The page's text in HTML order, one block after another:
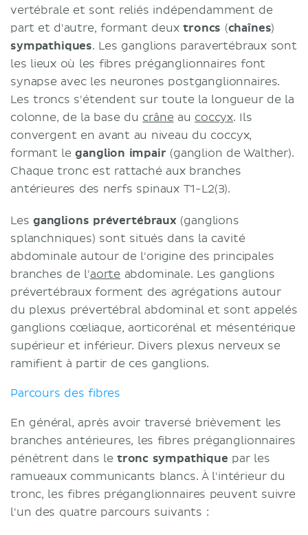
vertébrale et sont reliés indépendamment de
part et d'autre, formant deuxtroncs (chaînes)
sympathiques. Les ganglions paravertébraux sont
les lieux où les fibres préganglionnaires font
synapse avec les neurones postganglionnaires.
Les troncs s'étendent sur toute la longueur de la
colonne, de la base du crâne au coccyx. Ils
convergent en avant au niveau du coccyx,
formant leganglion impair(ganglion de Walther).
Chaque tronc est rattaché aux branches
antérieures des nerfs spinaux T1-L2(3).
Les ganglions prévertébraux(ganglions
splanchniques) sont situés dans la cavité
abdominale autour de l'origine des principales
branches de l'aorte abdominale. Les ganglions
prévertébraux forment des agrégations autour
du plexus prévertébral abdominal et sont appelés
ganglions cœliaque, aorticorénal et mésentérique
supérieur et inférieur. Divers plexus nerveux se
ramifient à partir de ces ganglions.
Parcours des fibres
En général, après avoir traversé brièvement les
branches antérieures, les fibres préganglionnaires
pénètrent dans le tronc sympathique par les
ramueaux communicants blancs. À l'intérieur du
tronc, les fibres préganglionnaires peuvent suivre
l'un des quatre parcours suivants :